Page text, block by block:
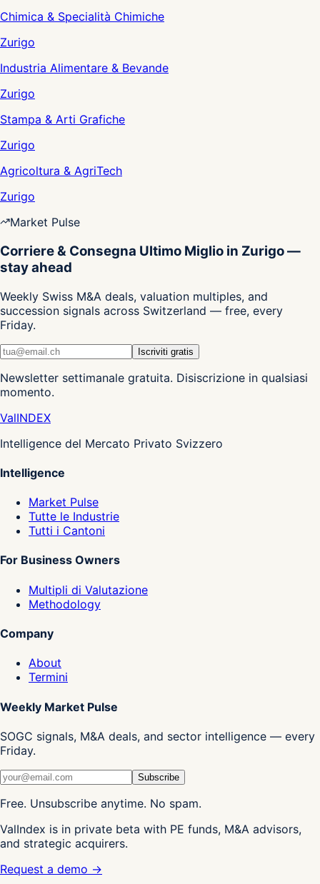
Chimica & Specialità Chimiche
Zurigo
Industria Alimentare & Bevande
Zurigo
Stampa & Arti Grafiche
Zurigo
Agricoltura & AgriTech
Zurigo
Market Pulse
Corriere & Consegna Ultimo Miglio in Zurigo —
stay ahead
Weekly Swiss M&A deals, valuation multiples, and
succession signals across Switzerland — free, every
Friday.
Iscriviti gratis
Newsletter settimanale gratuita. Disiscrizione in qualsiasi
momento.
ValINDEX
Intelligence del Mercato Privato Svizzero
Intelligence
Market Pulse
Tutte le Industrie
Tutti i Cantoni
For Business Owners
Multipli di Valutazione
Methodology
Company
About
Termini
Weekly Market Pulse
SOGC signals, M&A deals, and sector intelligence — every
Friday.
Subscribe
Free. Unsubscribe anytime. No spam.
ValIndex is in private beta with PE funds, M&A advisors,
and strategic acquirers.
Request a demo →